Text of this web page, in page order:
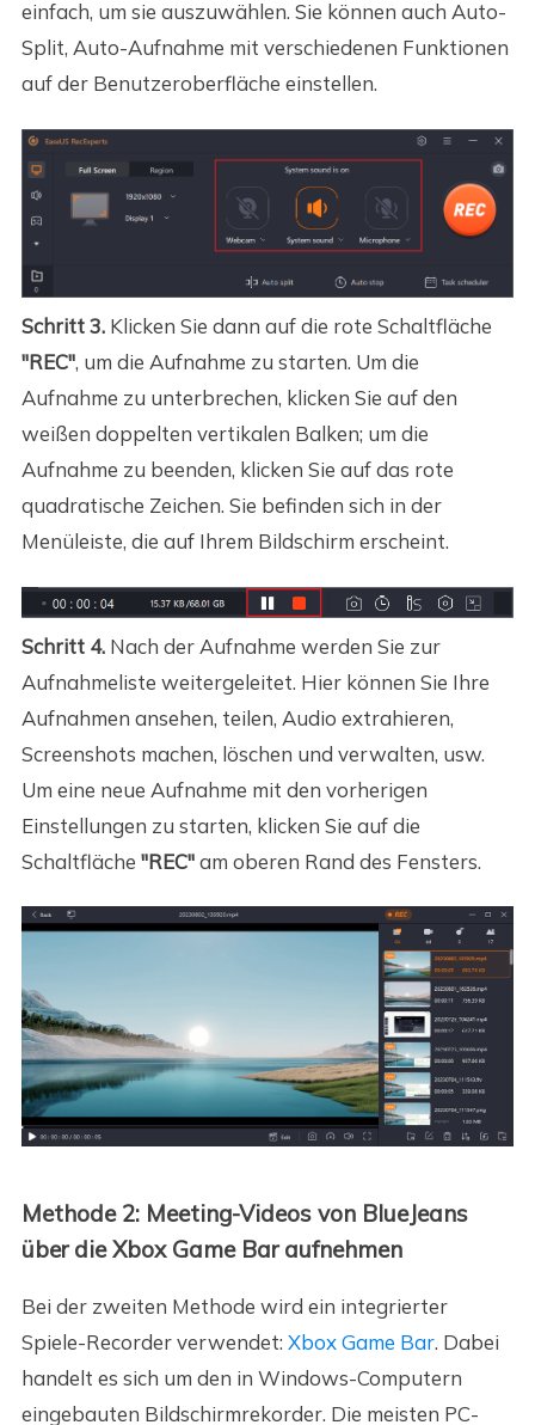
einfach, um sie auszuwählen. Sie können auch Auto-
Split, Auto-Aufnahme mit verschiedenen Funktionen
auf der Benutzeroberfläche einstellen.
Schritt 3.Klicken Sie dann auf die rote Schaltfläche
"REC", um die Aufnahme zu starten. Um die
Aufnahme zu unterbrechen, klicken Sie auf den
weißen doppelten vertikalen Balken; um die
Aufnahme zu beenden, klicken Sie auf das rote
quadratische Zeichen. Sie befinden sich in der
Menüleiste, die auf Ihrem Bildschirm erscheint.
Schritt 4.Nach der Aufnahme werden Sie zur
Aufnahmeliste weitergeleitet. Hier können Sie Ihre
Aufnahmen ansehen, teilen, Audio extrahieren,
Screenshots machen, löschen und verwalten, usw.
Um eine neue Aufnahme mit den vorherigen
Einstellungen zu starten, klicken Sie auf die
Schaltfläche "REC"am oberen Rand des Fensters.
Methode 2: Meeting-Videos von BlueJeans
über die Xbox Game Bar aufnehmen
Bei der zweiten Methode wird ein integrierter
Spiele-Recorder verwendet: Xbox Game Bar. Dabei
handelt es sich um den in Windows-Computern
eingebauten Bildschirmrekorder. Die meisten PC-